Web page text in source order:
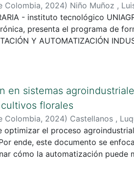
Colombia, 2024) Niño Muñoz ,
- instituto tecnológico
presenta el programa de
Y AUTOMATIZACIÓN
de automatización
Nacional y del Ministerio de
en sistemas
florales
Colombia, 2024) Castellanos ,
optimizar el proceso
ende, este documento se
cómo la automatización puede
tendencias agrícolas